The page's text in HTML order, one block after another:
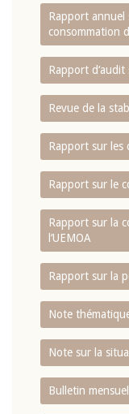
Rapport annuel
consommation
Rapport
Revue de la
Rapport sur les
Rapport sur le
Rapport sur la
l‘UEMOA
Rapport sur la
Note
Note sur la
Bulletin